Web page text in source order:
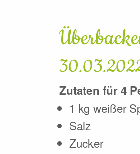
Zutaten für 4
1 kg weißer
Salz
Zucker